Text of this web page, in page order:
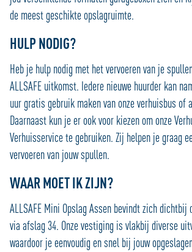
de meest geschikte opslagruimte.
HULP NODIG?
Heb je hulp nodig met het vervoeren van je
ALLSAFE uitkomst. Iedere nieuwe huurder kan
uur gratis gebruik maken van onze verhuisbus of
Daarnaast kun je er ook voor kiezen om onze
Verhuisservice te gebruiken. Zij helpen je graag
vervoeren van jouw spullen.
WAAR MOET IK ZIJN?
ALLSAFE Mini Opslag Assen bevindt zich dichtbij
via afslag 34. Onze vestiging is vlakbij diverse
waardoor je eenvoudig en snel bij jouw